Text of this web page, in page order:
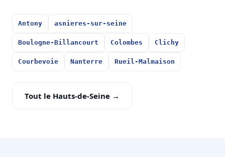
Antony asnieres-sur-seine
Boulogne-Billancourt Colombes Clichy
Courbevoie Nanterre Rueil-Malmaison
Tout le Hauts-de-Seine →